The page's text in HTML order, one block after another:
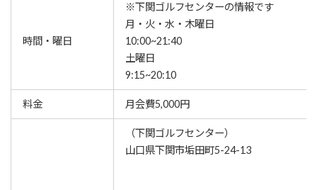
時間・曜日
※下関ゴルフセンターの情報です
月・火・水・木曜日
10:00~21:40
土曜日
9:15~20:10
料金 月会費5,000円
（下関ゴルフセンター）
山口県下関市垢田町5-24-13